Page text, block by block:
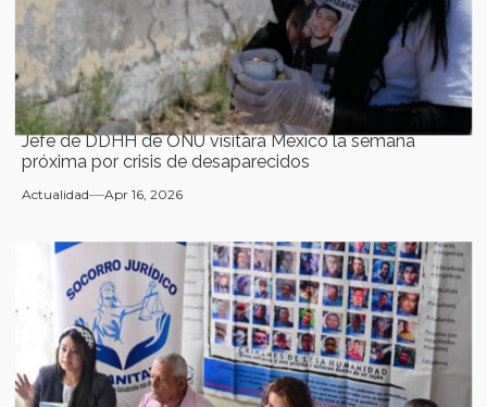
Jefe de DDHH de ONU visitará México la semana
próxima por crisis de desaparecidos
Actualidad Apr 16, 2026